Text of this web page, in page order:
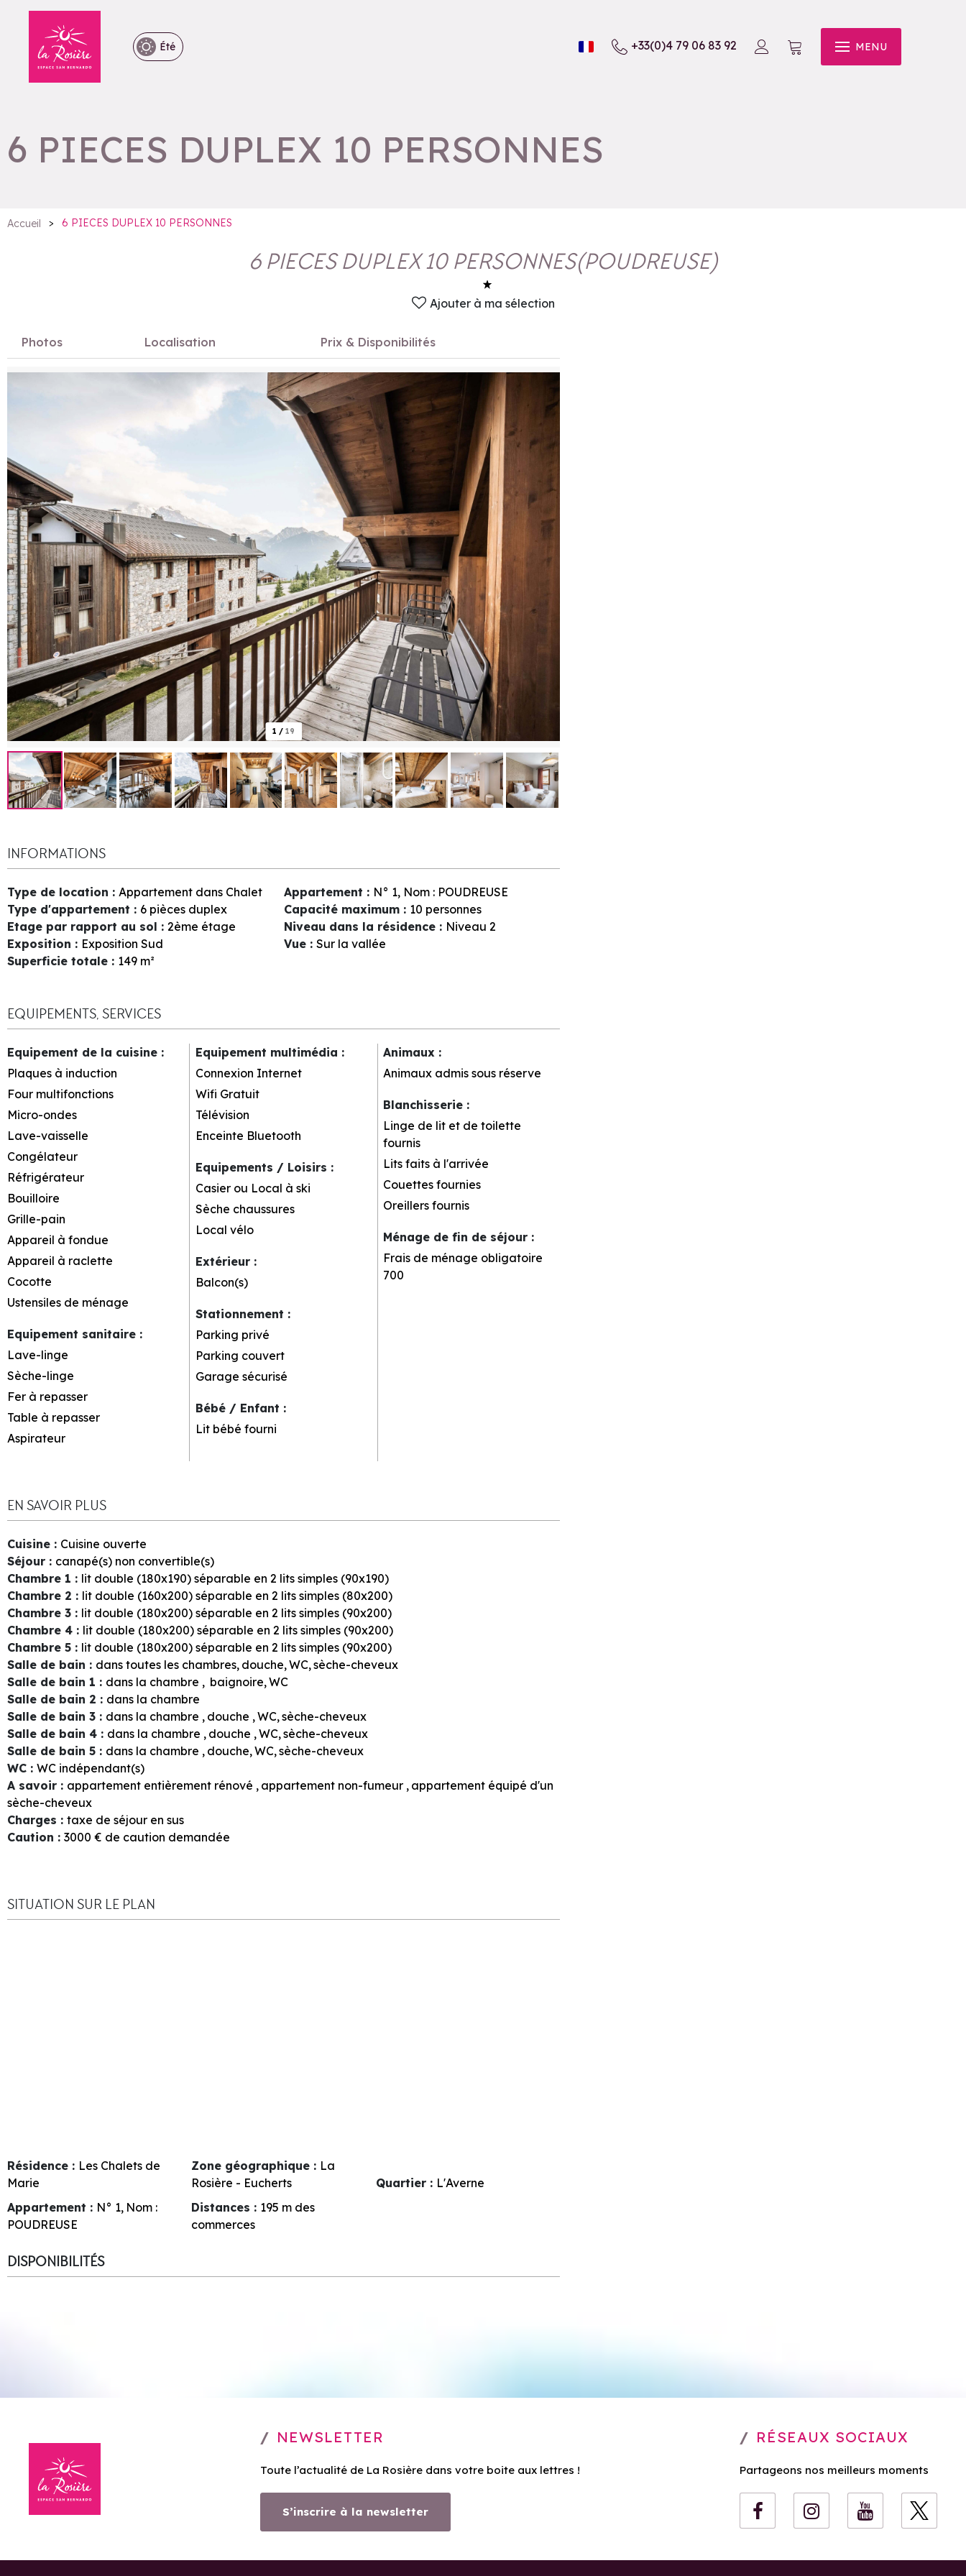
Été +33(0)4 79 06 83 92 MENU
6 PIECES DUPLEX 10 PERSONNES
Accueil > 6 PIECES DUPLEX 10 PERSONNES
6 PIECES DUPLEX 10 PERSONNES(POUDREUSE)
Ajouter à ma sélection
Photos Localisation Prix & Disponibilités
1 / 19
INFORMATIONS
Type de location : Appartement dans Chalet Appartement : N° 1 Nom : POUDREUSE
Type d'appartement : 6 pièces duplex Capacité maximum : 10 personnes
Etage par rapport au sol : 2ème étage Niveau dans la résidence : Niveau 2
Exposition : Exposition Sud Vue : Sur la vallée
Superficie totale : 149 m²
EQUIPEMENTS, SERVICES
Equipement de la cuisine :
Plaques à induction
Four multifonctions
Micro-ondes
Lave-vaisselle
Congélateur
Réfrigérateur
Bouilloire
Grille-pain
Appareil à fondue
Appareil à raclette
Cocotte
Ustensiles de ménage
Equipement sanitaire :
Lave-linge
Sèche-linge
Fer à repasser
Table à repasser
Aspirateur
Equipement multimédia :
Connexion Internet
Wifi Gratuit
Télévision
Enceinte Bluetooth
Equipements / Loisirs :
Casier ou Local à ski
Sèche chaussures
Local vélo
Extérieur :
Balcon(s)
Stationnement :
Parking privé
Parking couvert
Garage sécurisé
Bébé / Enfant :
Lit bébé fourni
Animaux :
Animaux admis sous réserve
Blanchisserie :
Linge de lit et de toilette
fournis
Lits faits à l'arrivée
Couettes fournies
Oreillers fournis
Ménage de fin de séjour :
Frais de ménage obligatoire
700
EN SAVOIR PLUS
Cuisine : Cuisine ouverte
Séjour : canapé(s) non convertible(s)
Chambre 1 : lit double (180x190) séparable en 2 lits simples (90x190)
Chambre 2 : lit double (160x200) séparable en 2 lits simples (80x200)
Chambre 3 : lit double (180x200) séparable en 2 lits simples (90x200)
Chambre 4 : lit double (180x200) séparable en 2 lits simples (90x200)
Chambre 5 : lit double (180x200) séparable en 2 lits simples (90x200)
Salle de bain : dans toutes les chambres douche WC sèche-cheveux
Salle de bain 1 : dans la chambre baignoire WC
Salle de bain 2 : dans la chambre
Salle de bain 3 : dans la chambre douche WC sèche-cheveux
Salle de bain 4 : dans la chambre douche WC sèche-cheveux
Salle de bain 5 : dans la chambre douche WC sèche-cheveux
WC : WC indépendant(s)
A savoir : appartement entièrement rénové appartement non-fumeur appartement équipé d'un
sèche-cheveux
Charges : taxe de séjour en sus
Caution : 3000 € de caution demandée
SITUATION SUR LE PLAN
Résidence : Les Chalets de
Marie
Zone géographique : La
Rosière - Eucherts
Quartier : L'Averne
Appartement : N° 1 Nom :
POUDREUSE
Distances : 195 m des
commerces
DISPONIBILITÉS
NEWSLETTER
Toute l’actualité de La Rosière dans votre boite aux lettres !
S’inscrire à la newsletter
RÉSEAUX SOCIAUX
Partageons nos meilleurs moments